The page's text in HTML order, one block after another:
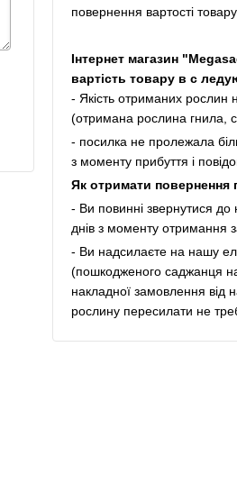
повернення вартості товару.
Інтернет магазин
вартість товару в с
- Якість отриманих рослин
(отримана рослина гнила,
- посилка не пролежала
з моменту прибуття і
Як отримати повернення
- Ви повинні звернутися до
днів з моменту отримання
- Ви надсилаєте на нашу
(пошкодженого саджанця
накладної замовлення від
рослину пересилати не